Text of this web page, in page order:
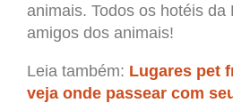
animais. Todos os hotéis da
amigos dos animais!
Leia também: Lugares pet
veja onde passear com